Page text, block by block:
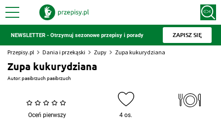
NEWSLETTER - Otrzymuj sezonowe przepisy i porady ZAPISZ SIĘ
Przepisy.pl Dania i przekąski Zupy Zupa kukurydziana
Zupa kukurydziana
Autor:pasibrzuch pasibrzuch
Oceń pierwszy 4 os.